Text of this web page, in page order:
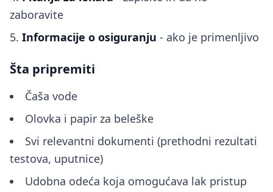
zaboravite
Informacije o osiguranju - ako je primenljivo
Šta pripremiti
Čaša vode
Olovka i papir za beleške
Svi relevantni dokumenti (prethodni rezultati
testova, uputnice)
Udobna odeća koja omogućava lak pristup